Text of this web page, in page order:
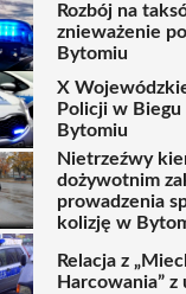
Rozbój na
znieważenie
Bytomiu
X
Policji w Biegu
Bytomiu
Nietrzeźwy
dożywotnim
prowadzenia
kolizję w
Relacja z
Harcowania” z